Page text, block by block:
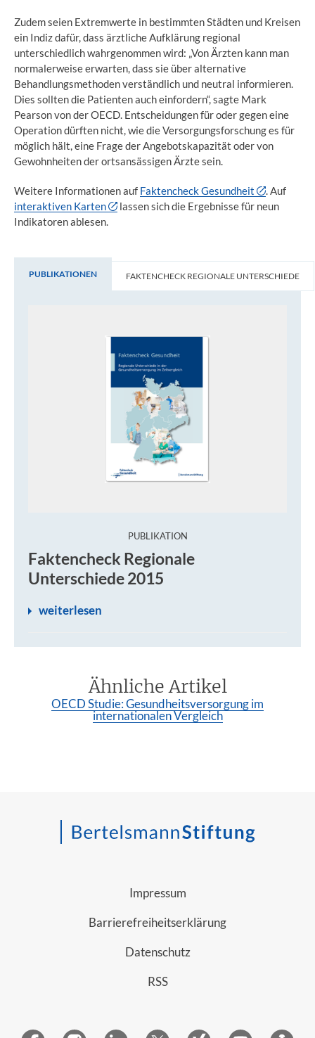
Zudem seien Extremwerte in bestimmten Städten und Kreisen
ein Indiz dafür, dass ärztliche Aufklärung regional
unterschiedlich wahrgenommen wird: „Von Ärzten kann man
normalerweise erwarten, dass sie über alternative
Behandlungsmethoden verständlich und neutral informieren.
Dies sollten die Patienten auch einfordern“, sagte Mark
Pearson von der OECD. Entscheidungen für oder gegen eine
Operation dürften nicht, wie die Versorgungsforschung es für
möglich hält, eine Frage der Angebotskapazität oder von
Gewohnheiten der ortsansässigen Ärzte sein.
Weitere Informationen auf Faktencheck Gesundheit
. Auf
interaktiven Karten
lassen sich die Ergebnisse für neun
Indikatoren ablesen.
PUBLIKATIONEN FAKTENCHECK REGIONALE UNTERSCHIEDE
PUBLIKATION:
Faktencheck Regionale
Unterschiede 2015
weiterlesen
Ähnliche Artikel
OECD Studie: Gesundheitsversorgung im
internationalen Vergleich
Impressum
Barrierefreiheitserklärung
Datenschutz
RSS